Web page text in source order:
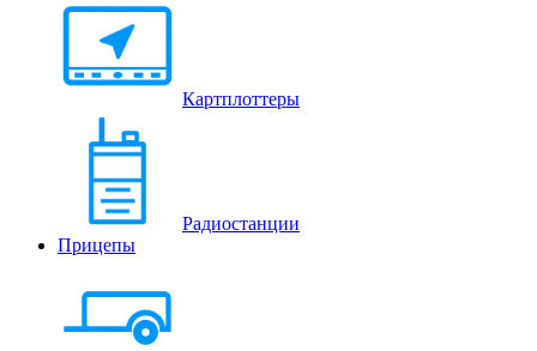
Картплоттеры
Радиостанции
Прицепы